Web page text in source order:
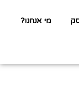
מי אנחנו?